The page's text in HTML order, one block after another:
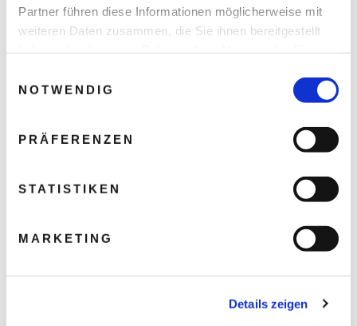
Partner führen diese Informationen möglicherweise mit
weiteren Daten zusammen, die Sie ihnen bereitgestellt
NOTWENDIG
PRÄFERENZEN
STATISTIKEN
MARKETING
Details zeigen